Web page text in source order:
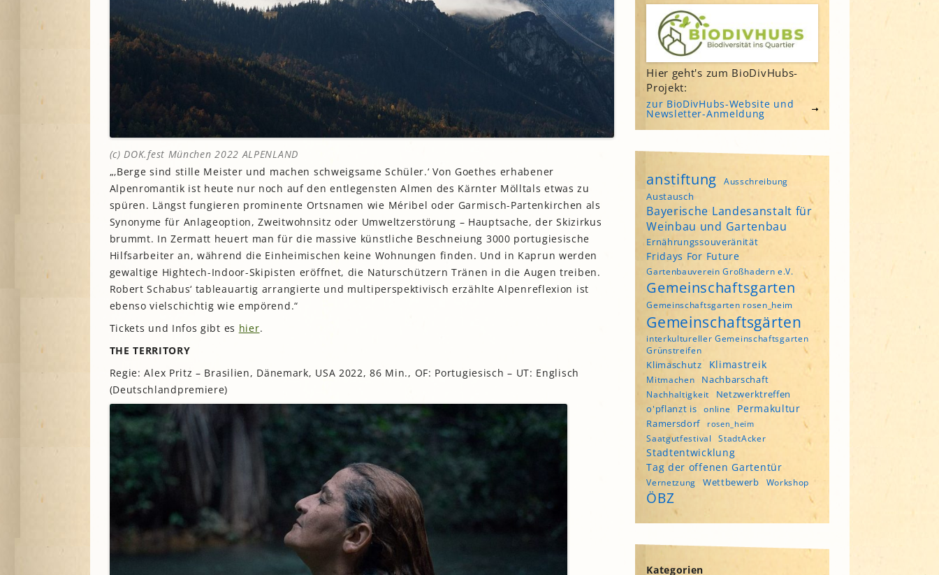
(c) DOK.fest München 2022 ALPENLAND
„‚Berge sind stille Meister und machen schweigsame Schüler.‘ Von Goethes erhabener
Alpenromantik ist heute nur noch auf den entlegensten Almen des Kärnter Mölltals etwas zu
spüren. Längst fungieren prominente Ortsnamen wie Méribel oder Garmisch-Partenkirchen als
Synonyme für Anlageoption, Zweitwohnsitz oder Umweltzerstörung – Hauptsache, der Skizirkus
brummt. In Zermatt heuert man für die massive künstliche Beschneiung 3000 portugiesische
Hilfsarbeiter an, während die Einheimischen keine Wohnungen finden. Und in Kaprun werden
gewaltige Hightech-Indoor-Skipisten eröffnet, die Naturschützern Tränen in die Augen treiben.
Robert Schabus‘ tableauartig arrangierte und multiperspektivisch erzählte Alpenreflexion ist
ebenso vielschichtig wie empörend.“
Tickets und Infos gibt es hier.
THE TERRITORY
Regie: Alex Pritz – Brasilien, Dänemark, USA 2022, 86 Min., OF: Portugiesisch – UT: Englisch
(Deutschlandpremiere)
Hier geht's zum BioDivHubs-
Projekt:
zur BioDivHubs-Website und
Newsletter-Anmeldung
anstiftung Ausschreibung
Austausch
Bayerische Landesanstalt für
Weinbau und Gartenbau
Ernährungssouveränität
Fridays For Future
Gartenbauverein Großhadern e.V.
Gemeinschaftsgarten
Gemeinschaftsgarten rosen_heim
Gemeinschaftsgärten
interkultureller Gemeinschaftsgarten
Grünstreifen
Klimaschutz Klimastreik
Mitmachen Nachbarschaft
Nachhaltigkeit
Netzwerktreffen
o'pflanzt is
online Permakultur
Ramersdorf rosen_heim
Saatgutfestival StadtAcker
Stadtentwicklung
Tag der offenen Gartentür
Vernetzung Wettbewerb Workshop
ÖBZ
Kategorien